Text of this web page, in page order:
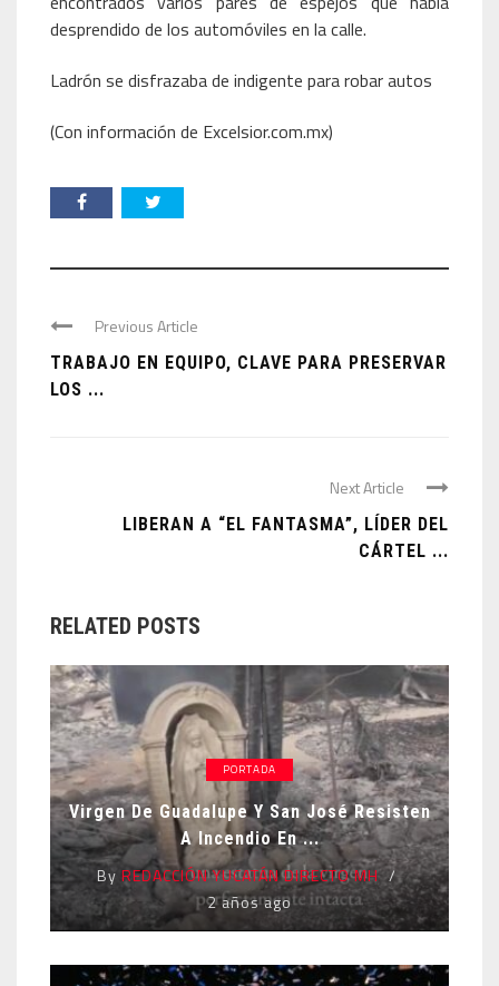
desprendido de los automóviles en la calle.
Ladrón se disfrazaba de indigente para robar autos
(Con información de Excelsior.com.mx)
Previous Article
TRABAJO EN EQUIPO, CLAVE PARA PRESERVAR
LOS ...
Next Article
LIBERAN A “EL FANTASMA”, LÍDER DEL
CÁRTEL ...
RELATED POSTS
PORTADA
Virgen De Guadalupe Y San José Resisten
A Incendio En ...
By REDACCIÓN YUCATÁN DIRECTO MH
2 años ago